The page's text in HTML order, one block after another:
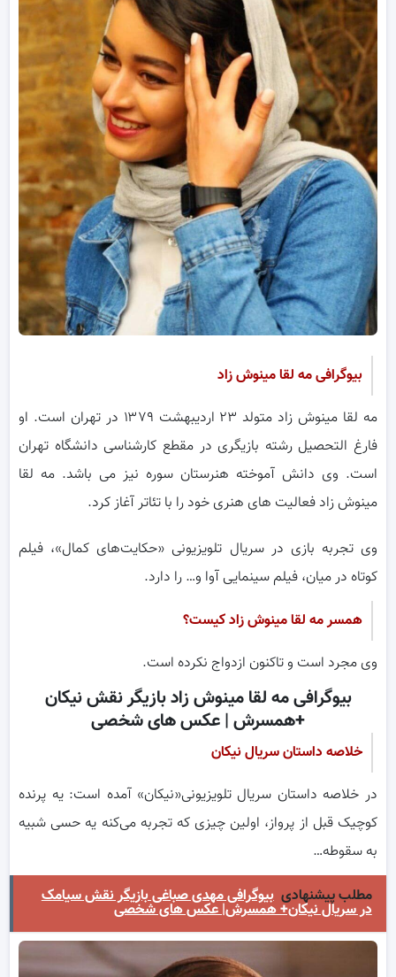
بیوگرافی مه لقا مینوش زاد
مه لقا مینوش زاد متولد ۲۳ اردیبهشت ۱۳۷۹ در تهران است. او
فارغ التحصیل رشته بازیگری در مقطع کارشناسی دانشگاه تهران
است. وی دانش آموخته هنرستان سوره نیز می باشد. مه لقا
مینوش زاد فعالیت های هنری خود را با تئاتر آغاز کرد.
وی تجربه بازی در سریال تلویزیونی «حکایت‌های کمال»، فیلم
کوتاه در میان، فیلم سینمایی آوا و… را دارد.
همسر مه لقا مینوش زاد کیست؟
وی مجرد است و تاکنون ازدواج نکرده است.
بیوگرافی مه لقا مینوش زاد بازیگر نقش نیکان
+همسرش | عکس های شخصی
خلاصه داستان سریال نیکان
در خلاصه داستان سریال تلویزیونی«نیکان» آمده است: یه پرنده
کوچیک قبل از پرواز، اولین چیزی که تجربه می‌کنه یه حسی شبیه
به سقوطه…
مطلب پیشنهادی بیوگرافی مهدی صباغی بازیگر نقش سیامک
در سریال نیکان+ همسرش| عکس های شخصی